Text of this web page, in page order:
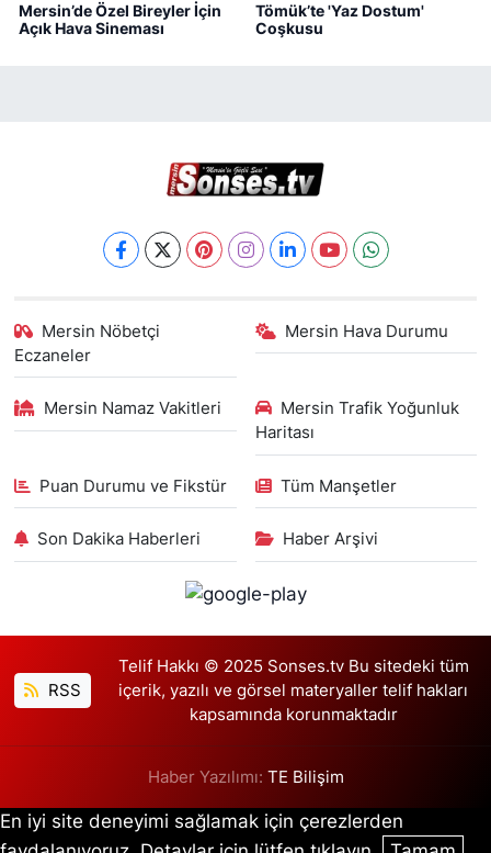
Mersin’de Özel Bireyler İçin
Açık Hava Sineması
Tömük’te 'Yaz Dostum'
Coşkusu
Mersin Nöbetçi
Eczaneler
Mersin Hava Durumu
Mersin Namaz Vakitleri
Mersin Trafik Yoğunluk
Haritası
Puan Durumu ve Fikstür Tüm Manşetler
Son Dakika Haberleri Haber Arşivi
RSS
Telif Hakkı © 2025 Sonses.tv Bu sitedeki tüm
içerik, yazılı ve görsel materyaller telif hakları
kapsamında korunmaktadır
Haber Yazılımı: TE Bilişim
En iyi site deneyimi sağlamak için çerezlerden